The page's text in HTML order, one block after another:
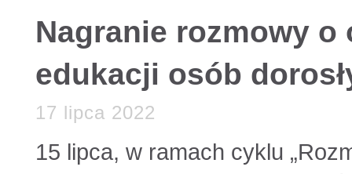
Nagranie rozmowy
edukacji osób
17 lipca 2022
15 lipca, w ramach cyklu